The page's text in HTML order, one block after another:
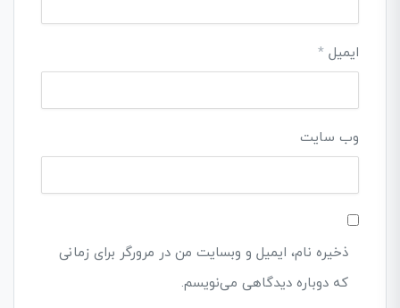
ایمیل *
وب‌ سایت
ذخیره نام، ایمیل و وبسایت من در مرورگر برای زمانی
که دوباره دیدگاهی می‌نویسم.